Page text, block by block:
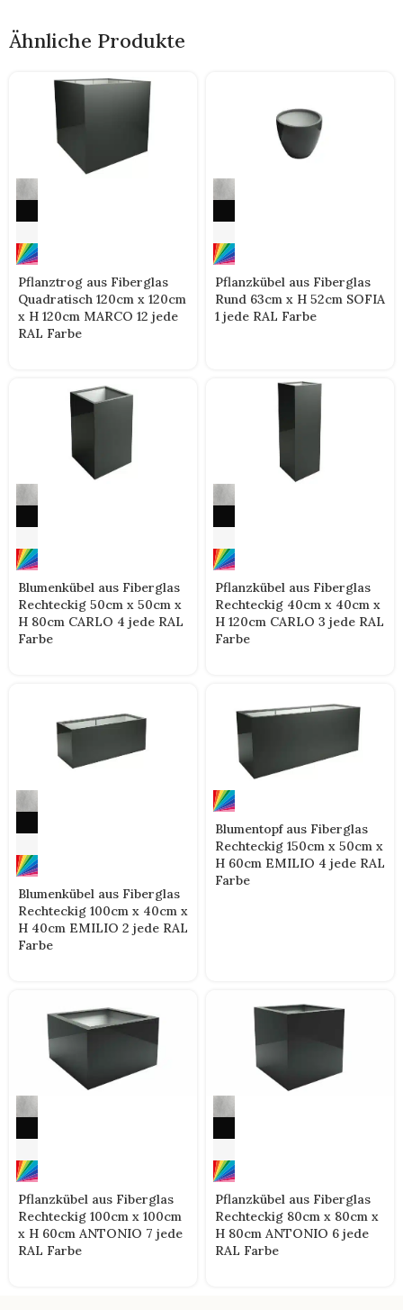
Ähnliche Produkte
Pflanztrog aus Fiberglas
Quadratisch 120cm x 120cm
x H 120cm MARCO 12 jede
RAL Farbe
Pflanzkübel aus Fiberglas
Rund 63cm x H 52cm SOFIA
1 jede RAL Farbe
Blumenkübel aus Fiberglas
Rechteckig 50cm x 50cm x
H 80cm CARLO 4 jede RAL
Farbe
Pflanzkübel aus Fiberglas
Rechteckig 40cm x 40cm x
H 120cm CARLO 3 jede RAL
Farbe
Blumenkübel aus Fiberglas
Rechteckig 100cm x 40cm x
H 40cm EMILIO 2 jede RAL
Farbe
Blumentopf aus Fiberglas
Rechteckig 150cm x 50cm x
H 60cm EMILIO 4 jede RAL
Farbe
Pflanzkübel aus Fiberglas
Rechteckig 100cm x 100cm
x H 60cm ANTONIO 7 jede
RAL Farbe
Pflanzkübel aus Fiberglas
Rechteckig 80cm x 80cm x
H 80cm ANTONIO 6 jede
RAL Farbe